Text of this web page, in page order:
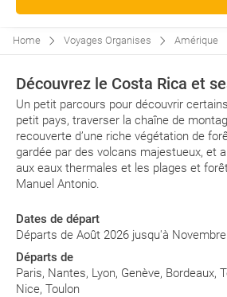
Home Voyages Organises Amérique
Découvrez le Costa Rica et
Un petit parcours pour découvrir
petit pays, traverser la chaîne de
recouverte d’une riche végétation de
gardée par des volcans majestueux, et
aux eaux thermales et les plages et
Manuel Antonio.
Dates de départ
Départs de Août 2026 jusqu'à
Départs de
Paris, Nantes, Lyon, Genève, Bordeaux,
Nice, Toulon